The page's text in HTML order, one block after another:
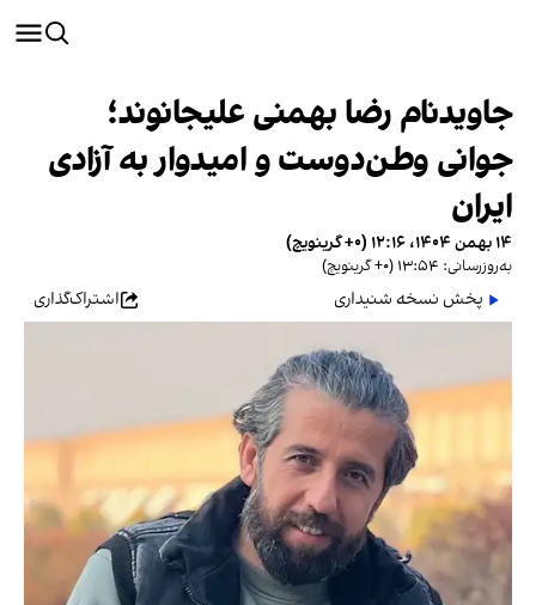
جاویدنام رضا بهمنی علیجانوند؛
جوانی وطن‌دوست و امیدوار به آزادی
ایران
۱۴ بهمن ۱۴۰۴، ۱۲:۱۶ (‎+۰ گرینویچ)
به‌روزرسانی: ۱۳:۵۴ (‎+۰ گرینویچ)
پخش نسخه شنیداری اشتراک‌گذاری